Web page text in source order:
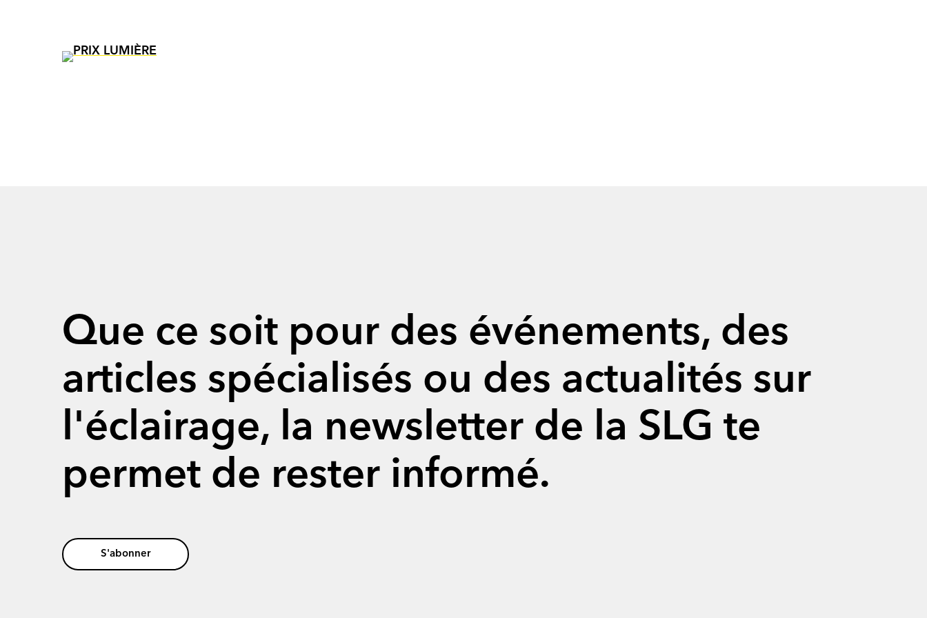
Que ce soit pour des événements, des
articles spécialisés ou des actualités sur
l'éclairage, la newsletter de la SLG te
permet de rester informé.
S'abonner